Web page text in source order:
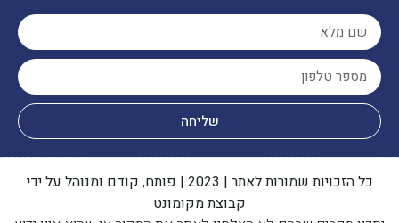
שליחה
כל הזכויות שמורות לאתר | 2023 | פותח, קודם ומנוהל על ידי
קבוצת מקומונט